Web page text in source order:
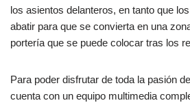
los asientos delanteros, en tanto que
abatir para que se convierta en una
portería que se puede colocar tras los
Para poder disfrutar de toda la pasión
cuenta con un equipo multimedia